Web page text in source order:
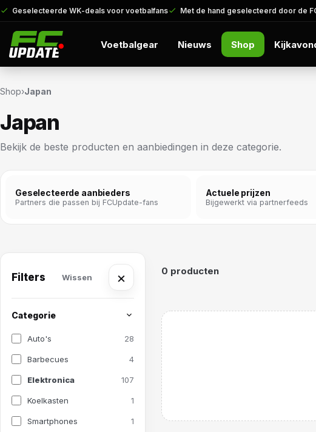
Geselecteerde WK-deals voor voetbalfans Met de hand geselecteerd door de
Voetbalgear Nieuws Shop
Shop›Japan
Japan
Bekijk de beste producten en aanbiedingen in deze categorie.
Geselecteerde aanbieders
Partners die passen bij FCUpdate-fans
Actuele prijzen
Bijgewerkt via partnerfeeds
Filters Wissen ×
Categorie
Auto's 28
Barbecues 4
Elektronica 107
Koelkasten 1
Smartphones 1
0 producten